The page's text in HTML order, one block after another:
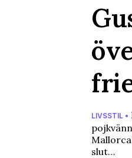
LIVSSTIL •
slut…